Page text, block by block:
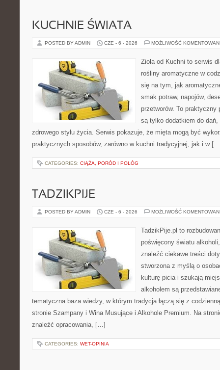
KUCHNIE ŚWIATA
POSTED BY ADMIN CZE - 6 - 2026 MOŻLIWOŚĆ
Zioła od Kuchni to serwis
rośliny aromatyczne w
się na tym, jak
smak potraw, napojów,
przetworów. To praktyczny
są tylko dodatkiem do
zdrowego stylu życia. Serwis pokazuje, że mięta mogą być
praktycznych sposobów, zarówno w kuchni tradycyjnej, jak i w
CATEGORIES: CIĄŻA, PORÓD I POŁÓG
TADZIKPIJE
POSTED BY ADMIN CZE - 6 - 2026 MOŻLIWOŚĆ
TadzikPije.pl to
poświęcony światu
znaleźć ciekawe treści
stworzona z myślą o
kulturę picia i szukają
alkoholem są
tematyczna baza wiedzy, w którym tradycja łączą się z
stronie Szampany i Wina Musujące i Alkohole Premium. Na
znaleźć opracowania, […]
CATEGORIES: WET-OPINIA